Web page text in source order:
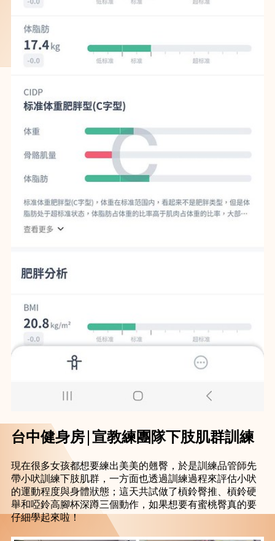
台中健身房│宣教練團隊下肢肌群訓練
現在很多女孩都想要練出美美的翹臀，於是訓練品管師先
帶小吠訓練下肢肌群，一方面也透過訓練過程來評估小吠
的運動程度與身體狀態；這天共試做了槓鈴臀推、槓鈴硬
舉和啞鈴高腳杯深蹲三個動作，如果想要有蜜桃臀真的要
仔細學起來啦！